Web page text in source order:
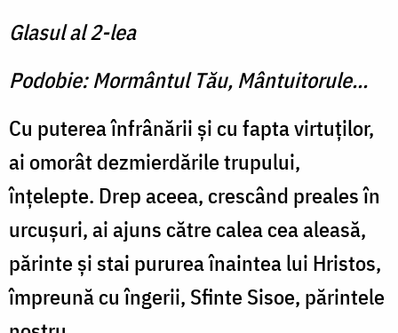
Glasul al 2-lea
Podobie: Mormântul Tău, Mântuitorule...
Cu puterea înfrânării şi cu fapta virtuţilor,
ai omorât dezmierdările trupului,
înţelepte. Drep aceea, crescând preales în
urcuşuri, ai ajuns către calea cea aleasă,
părinte şi stai pururea înaintea lui Hristos,
împreună cu îngerii, Sfinte Sisoe, părintele